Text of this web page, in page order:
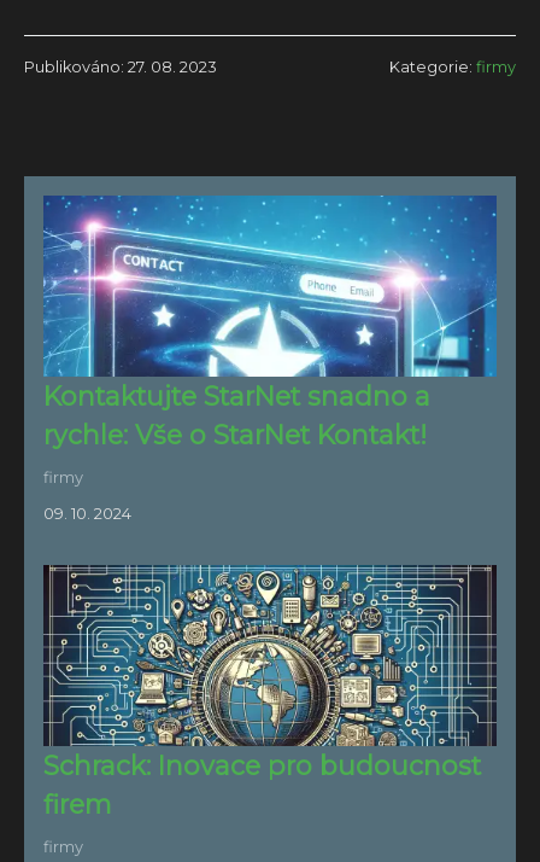
Publikováno: 27. 08. 2023 Kategorie: firmy
Kontaktujte StarNet snadno a
rychle: Vše o StarNet Kontakt!
firmy
09. 10. 2024
Schrack: Inovace pro budoucnost
firem
firmy